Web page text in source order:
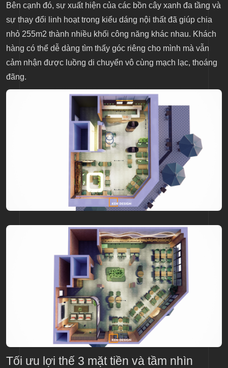
Bên cạnh đó, sự xuất hiện của các bồn cây xanh đa tầng và
sự thay đổi linh hoạt trong kiểu dáng nội thất đã giúp chia
nhỏ 255m2 thành nhiều khối công năng khác nhau. Khách
hàng có thể dễ dàng tìm thấy góc riêng cho mình mà vẫn
cảm nhận được luồng di chuyển vô cùng mạch lạc, thoáng
đãng.
Tối ưu lợi thế 3 mặt tiền và tầm nhìn